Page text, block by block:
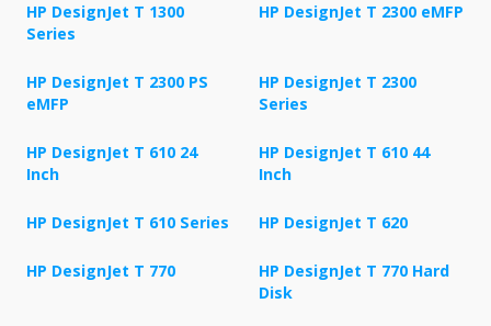
HP DesignJet T 1300
Series
HP DesignJet T 2300 eMFP
HP DesignJet T 2300 PS
eMFP
HP DesignJet T 2300
Series
HP DesignJet T 610 24
Inch
HP DesignJet T 610 44
Inch
HP DesignJet T 610 Series HP DesignJet T 620
HP DesignJet T 770
HP DesignJet T 770 Hard
Disk